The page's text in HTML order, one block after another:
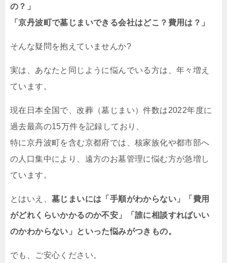
の？」
「京丹波町で墓じまいできる会社はどこ？費用は？」
そんな疑問を抱えていませんか?
実は、あなたと同じように悩んでいる方は、年々増え
ています。
現在日本全国で、改葬（墓じまい）件数は2022年度に
過去最高の15万件を記録しており、
特に京丹波町を含む京都府では、核家族化や都市部へ
の人口集中により、遠方のお墓管理に悩む方が急増し
ています。
とはいえ、 墓じまいには「手順がわからない」「費用
がどれくらいかかるのか不安」「誰に相談すればいい
のかわからない」といった悩みがつきもの。
でも、ご安心ください。